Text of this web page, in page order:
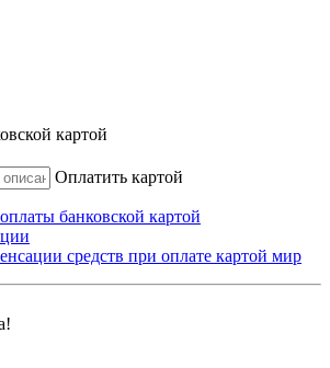
картой
Оплатить картой
банковской картой
средств при оплате картой мир